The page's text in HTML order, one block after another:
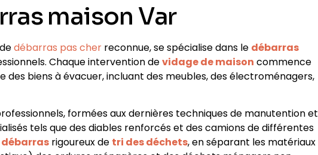
maison Var
débarras pas cher reconnue, se spécialise dans le débarras
. Chaque intervention devidage de maison commence
des biens à évacuer, incluant des meubles, des électroménagers,
formées aux dernières techniques de manutention et
tels que des diables renforcés et des camions de différentes
débarras rigoureux de tri des déchets, en séparant les matériaux